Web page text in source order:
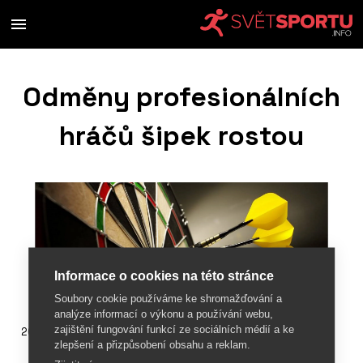
Odměny profesionálních
hráčů šipek rostou
20. března 2018
Informace o cookies na této stránce
Soubory cookie používáme ke shromažďování a
analýze informací o výkonu a používání webu,
zajištění fungování funkcí ze sociálních médií a ke
zlepšení a přizpůsobení obsahu a reklam.